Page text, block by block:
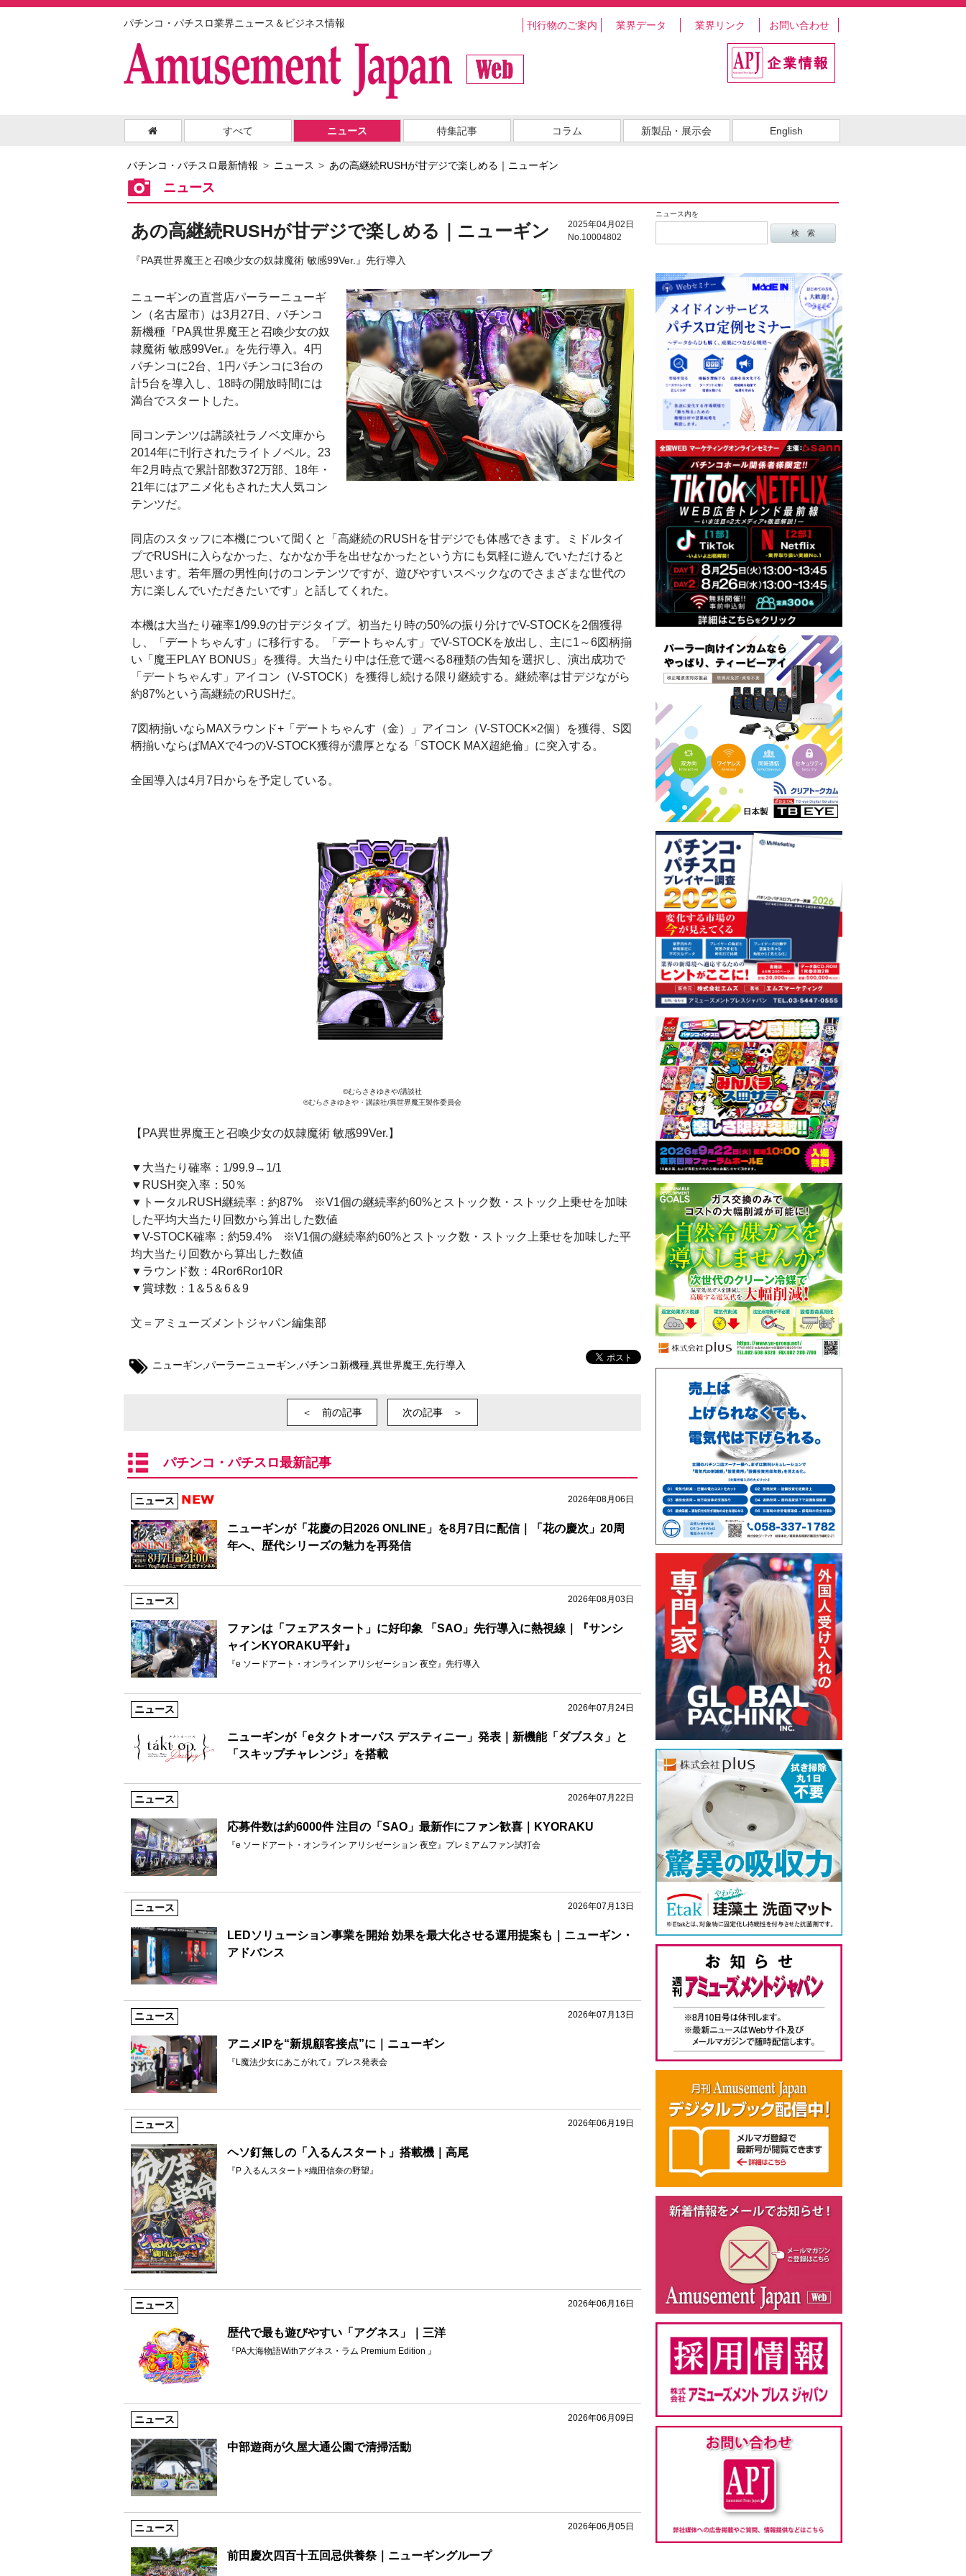
パチンコ・パチスロ業界ニュース＆ビジネス情報 刊行物のご案内 業界データ 業界リンク お問い合わせ
すべて ニュース 特集記事 コラム 新製品・展示会 English
パチンコ・パチスロ最新情報 ニュース あの高継続RUSHが甘デジで楽しめる｜ニューギン
ニュース
ニュース内を
2025年04月02日
No.10004802
あの高継続RUSHが甘デジで楽しめる｜ニューギン
『PA異世界魔王と召喚少女の奴隷魔術 敏感99Ver.』先行導入
ニューギンの直営店パーラーニューギ
ン（名古屋市）は3月27日、パチンコ
新機種『PA異世界魔王と召喚少女の奴
隷魔術 敏感99Ver.』を先行導入。4円
パチンコに2台、1円パチンコに3台の
計5台を導入し、18時の開放時間には
満台でスタートした。
同コンテンツは講談社ラノベ文庫から
2014年に刊行されたライトノベル。23
年2月時点で累計部数372万部、18年・
21年にはアニメ化もされた大人気コン
テンツだ。
同店のスタッフに本機について聞くと「高継続のRUSHを甘デジでも体感できます。ミドルタイ
プでRUSHに入らなかった、なかなか手を出せなかったという方にも気軽に遊んでいただけると
思います。若年層の男性向けのコンテンツですが、遊びやすいスペックなのでさまざまな世代の
方に楽しんでいただきたいです」と話してくれた。
本機は大当たり確率1/99.9の甘デジタイプ。初当たり時の50%の振り分けでV-STOCKを2個獲得
し、「デートちゃんす」に移行する。「デートちゃんす」でV-STOCKを放出し、主に1～6図柄揃
い「魔王PLAY BONUS」を獲得。大当たり中は任意で選べる8種類の告知を選択し、演出成功で
「デートちゃんす」アイコン（V-STOCK）を獲得し続ける限り継続する。継続率は甘デジながら
約87%という高継続のRUSHだ。
7図柄揃いならMAXラウンド+「デートちゃんす（金）」アイコン（V-STOCK×2個）を獲得、S図
柄揃いならばMAXで4つのV-STOCK獲得が濃厚となる「STOCK MAX超絶倫」に突入する。
全国導入は4月7日からを予定している。
©︎むらさきゆきや/講談社
©︎むらさきゆきや・講談社/異世界魔王製作委員会
【PA異世界魔王と召喚少女の奴隷魔術 敏感99Ver.】
▼大当たり確率：1/99.9→1/1
▼RUSH突入率：50％
▼トータルRUSH継続率：約87% ※V1個の継続率約60%とストック数・ストック上乗せを加味
した平均大当たり回数から算出した数値
▼V-STOCK確率：約59.4% ※V1個の継続率約60%とストック数・ストック上乗せを加味した平
均大当たり回数から算出した数値
▼ラウンド数：4Ror6Ror10R
▼賞球数：1＆5＆6＆9
文＝アミューズメントジャパン編集部
ニューギン,パーラーニューギン,パチンコ新機種,異世界魔王,先行導入
＜ 前の記事 次の記事 ＞
パチンコ・パチスロ最新記事
2026年08月06日
ニュース
ニューギンが「花慶の日2026 ONLINE」を8月7日に配信｜「花の慶次」20周
年へ、歴代シリーズの魅力を再発信
2026年08月03日
ニュース
ファンは「フェアスタート」に好印象 「SAO」先行導入に熱視線｜『サンシ
ャインKYORAKU平針』
『e ソードアート・オンライン アリシゼーション 夜空』先行導入
2026年07月24日
ニュース
ニューギンが「eタクトオーパス デスティニー」発表｜新機能「ダブスタ」と
「スキップチャレンジ」を搭載
2026年07月22日
ニュース
応募件数は約6000件 注目の「SAO」最新作にファン歓喜｜KYORAKU
『e ソードアート・オンライン アリシゼーション 夜空』プレミアムファン試打会
2026年07月13日
ニュース
LEDソリューション事業を開始 効果を最大化させる運用提案も｜ニューギン・
アドバンス
2026年07月13日
ニュース
アニメIPを“新規顧客接点”に｜ニューギン
『L魔法少女にあこがれて』プレス発表会
2026年06月19日
ニュース
ヘソ釘無しの「入るんスタート」搭載機｜高尾
『P 入るんスタート×織田信奈の野望』
2026年06月16日
ニュース
歴代で最も遊びやすい「アグネス」｜三洋
『PA大海物語Withアグネス・ラム Premium Edition 』
2026年06月09日
ニュース
中部遊商が久屋大通公園で清掃活動
2026年06月05日
ニュース
前田慶次四百十五回忌供養祭｜ニューギングループ